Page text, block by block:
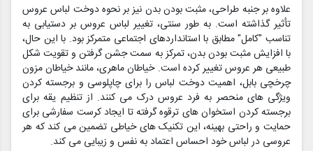
علاوه بر جنبه طراحی، مثبت بودن بدن نیز بر نحوه دوخت لباس عروس
تأثیر گذاشته است. به طور سنتی، تغییر لباس عروس بر دستیابی به
تناسب "کامل" مطابق با استانداردهای اجتماعی متمرکز بود. با این حال،
با افزایش مثبت بودن بدن، تمرکز به سمت جشن گرفتن و تقویت شکل
طبیعی هر عروس تغییر کرده است. خیاطان ماهری، مانند خیاطان مزون
چرخچی بابل، اهمیت دوخت لباس را برای چاپلوسی و برجسته کردن
ویژگی های منحصر به فرد عروس درک می کنند. از تنظیم یقه برای
برجسته کردن استخوان های ترقوه گرفته تا ایجاد کرست سفارشی برای
حمایت و راحتی بهینه، این تکنیک های خیاطی تضمین می کند که هر
عروسی در لباس خود احساس اعتماد به نفس و زیبایی می کند.